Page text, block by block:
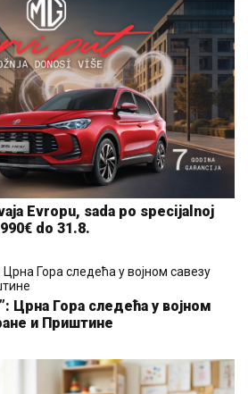
Evropu, sada po specijalnoj
do 31.8.
Црна Гора следећа у војном
и Приштине